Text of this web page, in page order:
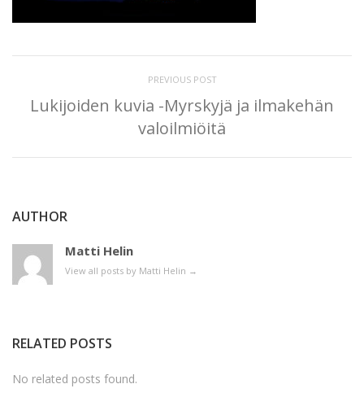
PREVIOUS POST
Lukijoiden kuvia -Myrskyjä ja ilmakehän
valoilmiöitä
AUTHOR
Matti Helin
View all posts by Matti Helin →
RELATED POSTS
No related posts found.